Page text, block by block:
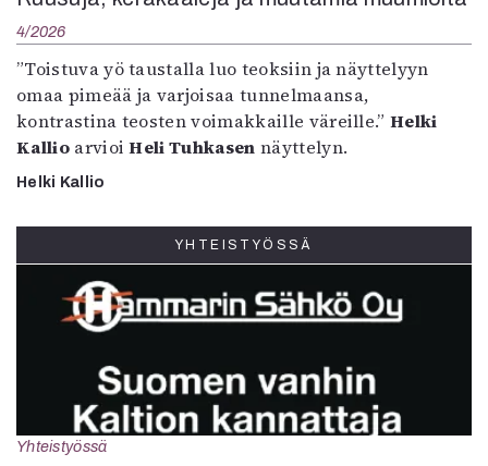
4/2026
”Toistuva yö taustalla luo teoksiin ja näyttelyyn
omaa pimeää ja varjoisaa tunnelmaansa,
kontrastina teosten voimakkaille väreille.”Helki
KallioarvioiHeli Tuhkasen näyttelyn.
Helki Kallio
YHTEISTYÖSSÄ
Yhteistyössä